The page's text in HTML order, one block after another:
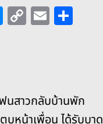
M
e
n
g
C
o
Li
n
E
m
นสาวกลับบ้านพัก
หน้าเพื่อน ได้รับบาด